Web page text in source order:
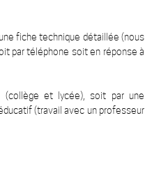
fiche technique détaillée (nous
par téléphone soit en réponse à
et lycée), soit par une
(travail avec un professeur